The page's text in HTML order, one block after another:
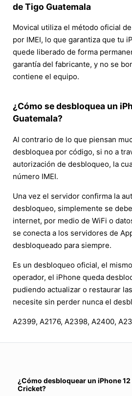
de Tigo Guatemala
Movical utiliza el método oficial
por IMEI, lo que garantiza que tu
quede liberado de forma
garantía del fabricante, y no se
contiene el equipo.
¿Cómo se desbloquea un
Guatemala?
Al contrario de lo que piensan
desbloquea por código, si no a
autorización de desbloqueo, la
número IMEI.
Una vez el servidor confirma la
desbloqueo, simplemente se
internet, por medio de WiFi o
se conecta a los servidores de
desbloqueado para siempre.
Es un desbloqueo oficial, el
operador, el iPhone queda
pudiendo actualizar o restaurar
necesite sin perder nunca el
A2399, A2176, A2398, A2400,
¿Cómo desbloquear un iPhone 12
Cricket?